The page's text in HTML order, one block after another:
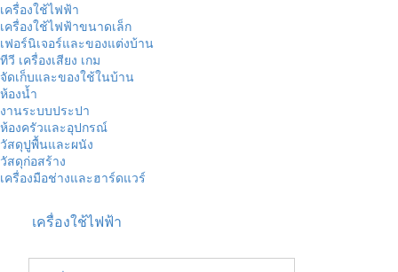
เครื่องใช้ไฟฟ้า
เครื่องใช้ไฟฟ้าขนาดเล็ก
เฟอร์นิเจอร์และของแต่งบ้าน
ทีวี เครื่องเสียง เกม
จัดเก็บและของใช้ในบ้าน
ห้องน้ำ
งานระบบประปา
ห้องครัวและอุปกรณ์
วัสดุปูพื้นและผนัง
วัสดุก่อสร้าง
เครื่องมือช่างและฮาร์ดแวร์
เครื่องใช้ไฟฟ้า